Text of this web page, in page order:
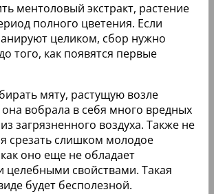
ментоловый экстракт, растение
полного цветения. Если
целиком, сбор нужно
того, как появятся первые
мяту, растущую возле
она вобрала в себя много вредных
загрязненного воздуха. Также не
срезать слишком молодое
оно еще не обладает
свойствами. Такая
будет бесполезной.